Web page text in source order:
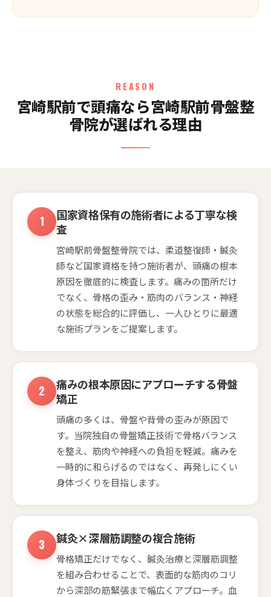
REASON
宮崎駅前で頭痛なら宮崎駅前骨盤整
骨院が選ばれる理由
国家資格保有の施術者による丁寧な検
査
宮崎駅前骨盤整骨院では、柔道整復師・鍼灸
師など国家資格を持つ施術者が、頭痛の根本
原因を徹底的に検査します。痛みの箇所だけ
でなく、骨格の歪み・筋肉のバランス・神経
の状態を総合的に評価し、一人ひとりに最適
な施術プランをご提案します。
痛みの根本原因にアプローチする骨盤
矯正
頭痛の多くは、骨盤や背骨の歪みが原因で
す。当院独自の骨盤矯正技術で骨格バランス
を整え、筋肉や神経への負担を軽減。痛みを
一時的に和らげるのではなく、再発しにくい
身体づくりを目指します。
鍼灸×深層筋調整の複合施術
骨格矯正だけでなく、鍼灸治療と深層筋調整
を組み合わせることで、表面的な筋肉のコリ
から深部の筋緊張まで幅広くアプローチ。血